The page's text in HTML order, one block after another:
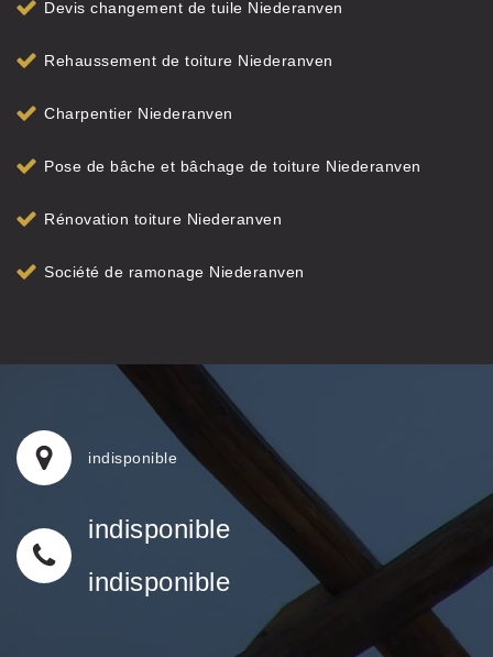
Devis changement de tuile Niederanven
Rehaussement de toiture Niederanven
Charpentier Niederanven
Pose de bâche et bâchage de toiture Niederanven
Rénovation toiture Niederanven
Société de ramonage Niederanven
indisponible
indisponible
indisponible